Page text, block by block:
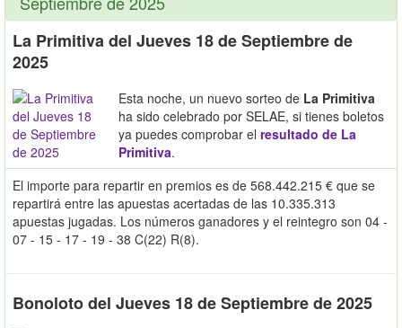
La Primitiva del Jueves 18 de Septiembre de
2025
Esta noche, un nuevo sorteo de La Primitiva
ha sido celebrado por SELAE, si tienes boletos
ya puedes comprobar el resultado de La
Primitiva.
El importe para repartir en premios es de 568.442.215 € que se
repartirá entre las apuestas acertadas de las 10.335.313
apuestas jugadas. Los números ganadores y el reintegro son 04 -
07 - 15 - 17 - 19 - 38 C(22) R(8).
Bonoloto del Jueves 18 de Septiembre de 2025